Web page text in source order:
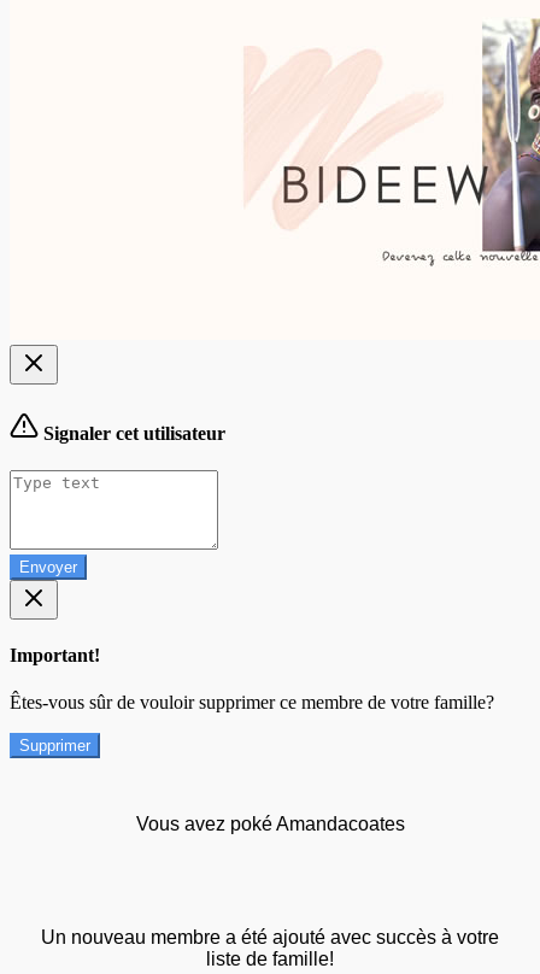
Signaler cet utilisateur
Envoyer
Important!
Êtes-vous sûr de vouloir supprimer ce membre de votre famille?
Supprimer
Vous avez poké Amandacoates
Un nouveau membre a été ajouté avec succès à votre
liste de famille!